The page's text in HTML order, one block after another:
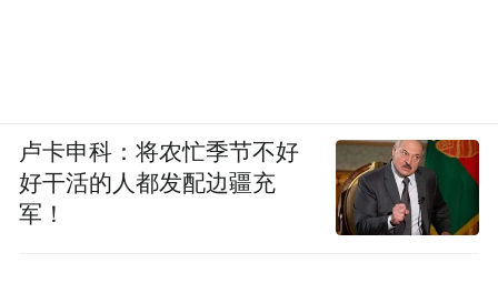
卢卡申科：将农忙季节不好
好干活的人都发配边疆充
军！